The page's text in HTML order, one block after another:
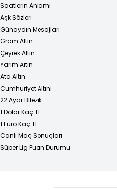
Saatlerin Anlamı
Aşk Sözleri
Günaydın Mesajları
Gram Altın
Çeyrek Altın
Yarım Altın
Ata Altın
Cumhuriyet Altını
22 Ayar Bilezik
1 Dolar Kaç TL
1 Euro Kaç TL
Canlı Maç Sonuçları
Süper Lig Puan Durumu